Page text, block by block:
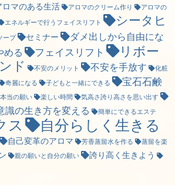
ロマのある生活 アロマのクリーム作り
アロマの
エネルギーで行うフェイスリフト
シータヒ
ープ セミナー
ダメ出しから自由にな
める フェイスリフト
リボー
ド
不安のメリット 不安を手放す
化粧
奇麗になる 子どもと一緒にできる 宝石石鹸
本当の願い 楽しい時間 気高さ誇り高さを思い出す
識の生き方を変える 簡単にできるエステ
ス 自分らしく生きる
自己変革のアロマ 芳香蒸留水を作る
蒸留を楽
親の願いと自分の願い 誇り高く生きよう